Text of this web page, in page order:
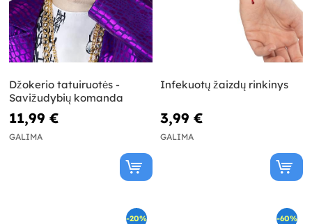
Džokerio tatuiruotės -
Savižudybių komanda
11,99 €
GALIMA
Infekuotų žaizdų rinkinys
3,99 €
GALIMA
-20% -60%